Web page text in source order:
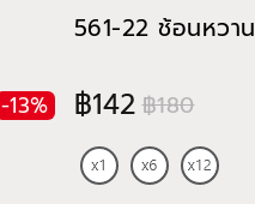
-13%
561-22 ช้อนหวาน
฿142฿180